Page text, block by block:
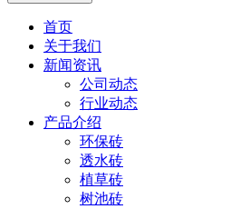
首页
关于我们
新闻资讯
公司动态
行业动态
产品介绍
环保砖
透水砖
植草砖
树池砖